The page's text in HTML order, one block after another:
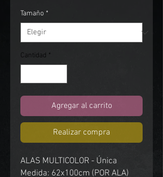
Tamaño *
Cantidad *
Agregar al carrito
Realizar compra
ALAS MULTICOLOR - Única
Medida: 62x100cm (POR ALA)